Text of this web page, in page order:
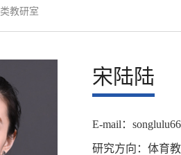
教研室
宋陆陆
E-mail：
研究方向：体育